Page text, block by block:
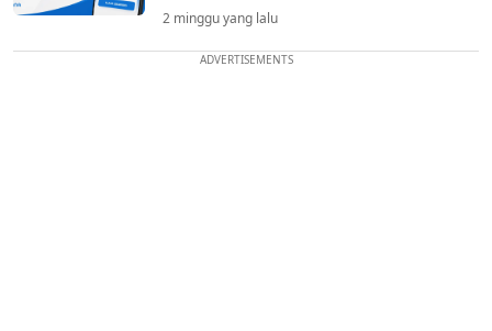
2 minggu yang lalu
ADVERTISEMENTS